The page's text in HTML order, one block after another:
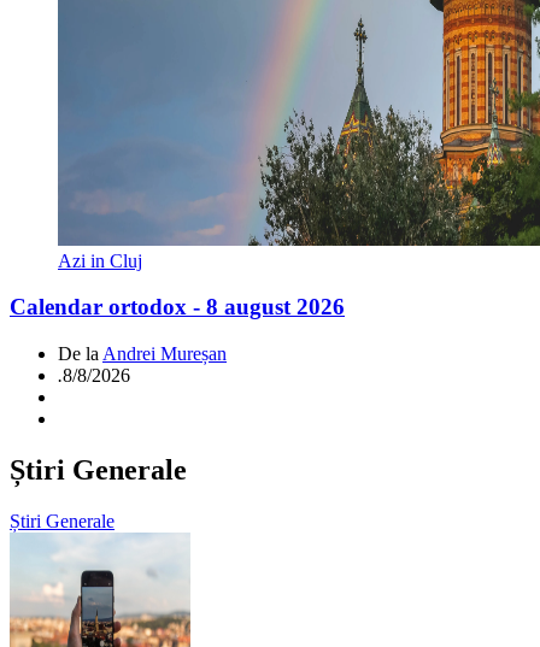
Azi in Cluj
Calendar ortodox - 8 august 2026
De la Andrei Mureșan
.8/8/2026
Știri Generale
Știri Generale